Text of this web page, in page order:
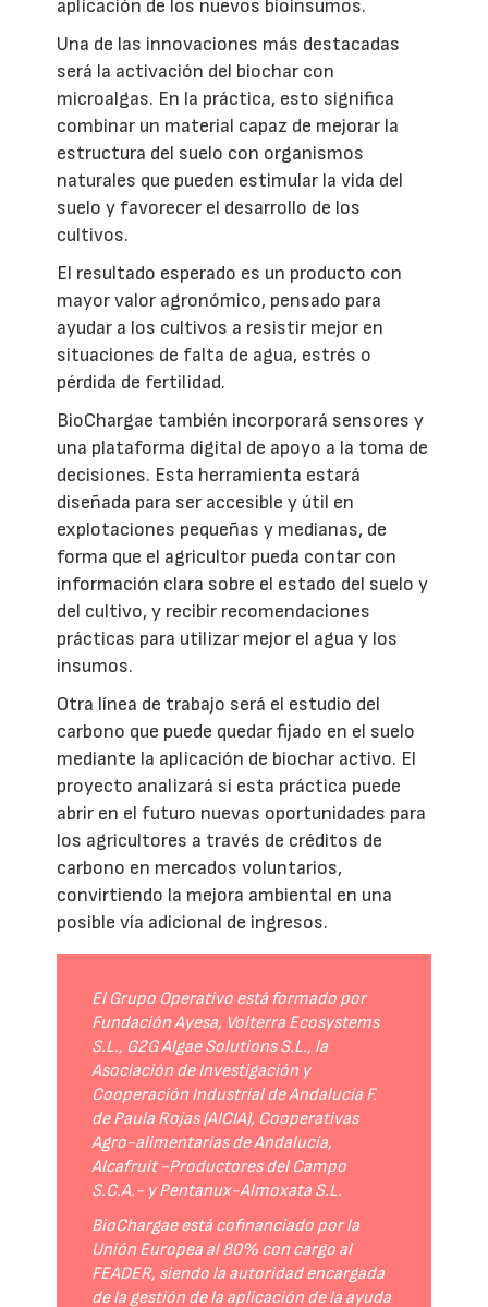
aplicación de los nuevos bioinsumos.
Una de las innovaciones más destacadas
será la activación del biochar con
microalgas. En la práctica, esto significa
combinar un material capaz de mejorar la
estructura del suelo con organismos
naturales que pueden estimular la vida del
suelo y favorecer el desarrollo de los
cultivos.
El resultado esperado es un producto con
mayor valor agronómico, pensado para
ayudar a los cultivos a resistir mejor en
situaciones de falta de agua, estrés o
pérdida de fertilidad.
BioChargae también incorporará sensores y
una plataforma digital de apoyo a la toma de
decisiones. Esta herramienta estará
diseñada para ser accesible y útil en
explotaciones pequeñas y medianas, de
forma que el agricultor pueda contar con
información clara sobre el estado del suelo y
del cultivo, y recibir recomendaciones
prácticas para utilizar mejor el agua y los
insumos.
Otra línea de trabajo será el estudio del
carbono que puede quedar fijado en el suelo
mediante la aplicación de biochar activo. El
proyecto analizará si esta práctica puede
abrir en el futuro nuevas oportunidades para
los agricultores a través de créditos de
carbono en mercados voluntarios,
convirtiendo la mejora ambiental en una
posible vía adicional de ingresos.
El Grupo Operativo está formado por
Fundación Ayesa, Volterra Ecosystems
S.L., G2G Algae Solutions S.L., la
Asociación de Investigación y
Cooperación Industrial de Andalucía F.
de Paula Rojas (AICIA), Cooperativas
Agro-alimentarias de Andalucía,
Alcafruit -Productores del Campo
S.C.A.- y Pentanux-Almoxata S.L.
BioChargae está cofinanciado por la
Unión Europea al 80% con cargo al
FEADER, siendo la autoridad encargada
de la gestión de la aplicación de la ayuda